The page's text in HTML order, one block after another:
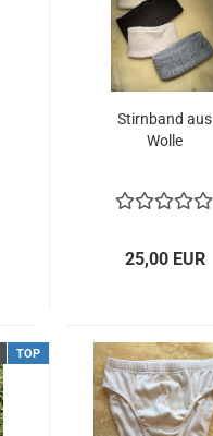
Stirn­band aus
Wolle
25,00 EUR
TOP